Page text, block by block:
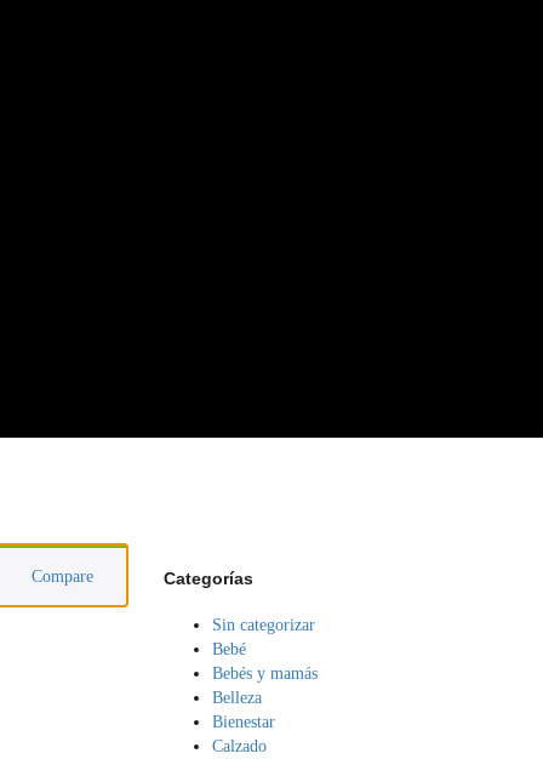
Compare Categorías
Sin categorizar
Bebé
Bebés y mamás
Belleza
Bienestar
Calzado